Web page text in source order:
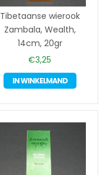
Tibetaanse wierook
Zambala, Wealth,
14cm, 20gr
€3,25
IN WINKELMAND